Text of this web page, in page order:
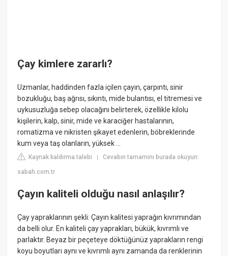
Çay kimlere zararlı?
Uzmanlar, haddinden fazla içilen çayın, çarpıntı, sinir
bozukluğu, baş ağrısı, sıkıntı, mide bulantısı, el titremesi ve
uykusuzluğa sebep olacağını belirterek, özellikle kilolu
kişilerin, kalp, sinir, mide ve karaciğer hastalarının,
romatizma ve nikristen şikayet edenlerin, böbreklerinde
kum veya taş olanların, yüksek ...
Kaynak kaldırma talebi |Cevabın tamamını burada okuyun:
sabah.com.tr
Çayın kaliteli olduğu nasıl anlaşılır?
Çay yapraklarının şekli: Çayın kalitesi yaprağın kıvrımından
da belli olur. En kaliteli çay yaprakları, bükük, kıvrımlı ve
parlaktır. Beyaz bir peçeteye döktüğünüz yaprakların rengi
koyu boyutları aynı ve kıvrımlı aynı zamanda da renklerinin